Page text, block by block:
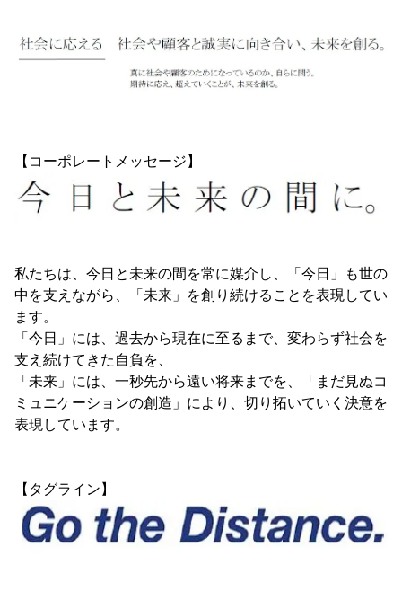
【コーポレートメッセージ】
私たちは、今日と未来の間を常に媒介し、「今日」も世の
中を支えながら、「未来」を創り続けることを表現してい
ます。
「今日」には、過去から現在に至るまで、変わらず社会を
支え続けてきた自負を、
「未来」には、一秒先から遠い将来までを、「まだ見ぬコ
ミュニケーションの創造」により、切り拓いていく決意を
表現しています。
【タグライン】